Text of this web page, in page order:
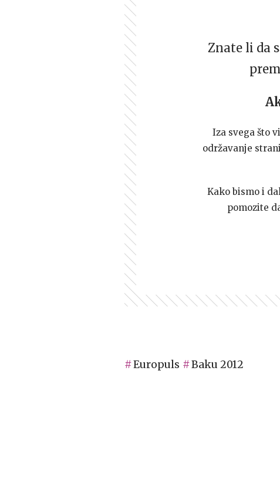
Znate li da
Iza svega što
održavanje
Kako bismo i
pomozite
Europuls Baku 2012